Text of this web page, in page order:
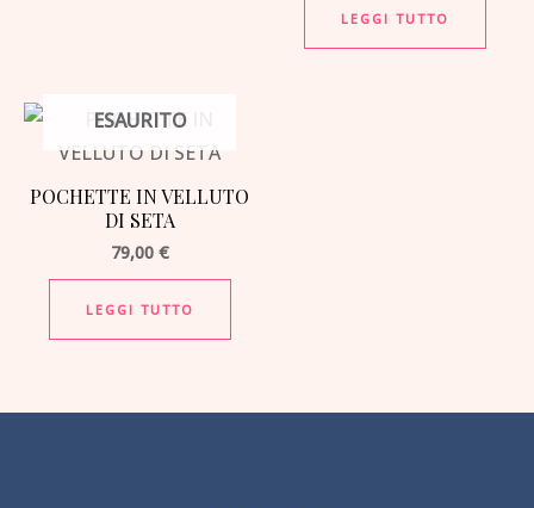
LEGGI TUTTO
ESAURITO
POCHETTE IN VELLUTO
DI SETA
79,00 €
LEGGI TUTTO